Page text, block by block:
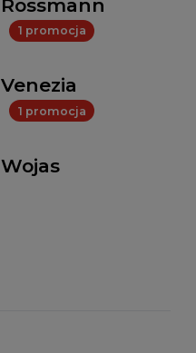
Rossmann
1 promocja
Venezia
1 promocja
Wojas